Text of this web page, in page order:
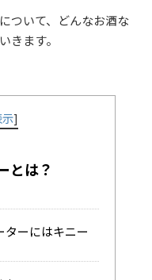
ついて、どんなお酒な
きます。
]
とは？
ターにはキニー